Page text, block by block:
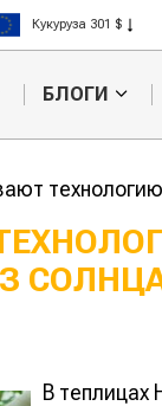
Рис 408 $
Пшеница 423 $
БЛОГИ
В теплицах